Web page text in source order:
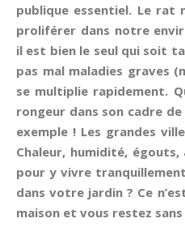
publique essentiel. Le rat
proliférer dans notre
il est bien le seul qui soit
pas mal maladies graves
se multiplie rapidement.
rongeur dans son cadre
exemple ! Les grandes
Chaleur, humidité,
pour y vivre
dans votre jardin ? Ce
maison et vous restez